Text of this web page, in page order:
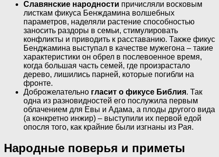
Славянские народности причисляли восковым
листкам фикуса Бенждамина волшебных
параметров, наделяли растение способностью
заносить раздоры в семьи, стимулировать
конфликты и приводить к расставанию. Также фикус
Бенджамина выступал в качестве мужегона – такие
характеристики он обрел в послевоенное время,
когда большая часть семей, где произрастало
дерево, лишились парней, которые погибли на
фронте.
Доброжелательно гласит о фикусе Библия. Так
одна из разновидностей его послужила первым
облачением для Евы и Адама, а плоды другого вида
(а конкретно инжир) – выступили их первой едой
опосля того, как крайние были изгнаны из Рая.
Народные поверья и приметы